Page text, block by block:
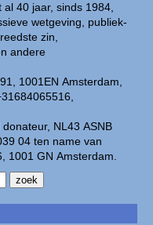
40 jaar, sinds 1984,
wetgeving, publiek-
zin,
andere
1001EN Amsterdam,
donateur, NL43 ASNB
04 ten name van
1001 GN Amsterdam.